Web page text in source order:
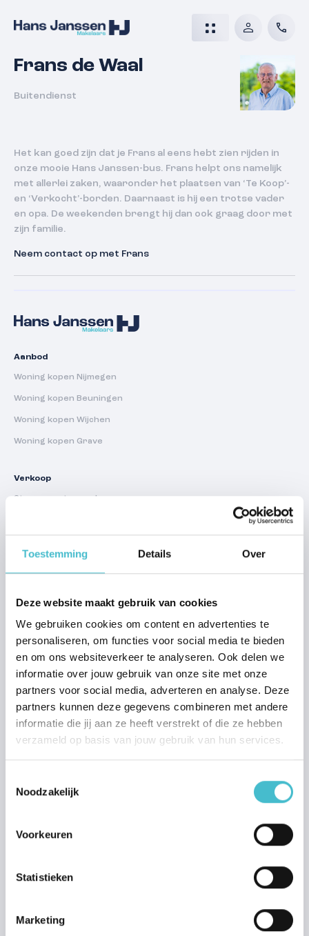
Toestemming Details Over
Deze website maakt gebruik van cookies
We gebruiken cookies om content en advertenties te
personaliseren, om functies voor social media te bieden
en om ons websiteverkeer te analyseren. Ook delen we
informatie over jouw gebruik van onze site met onze
partners voor social media, adverteren en analyse. Deze
partners kunnen deze gegevens combineren met andere
informatie die jij aan ze heeft verstrekt of die ze hebben
verzameld op basis van jouw gebruik van hun services.
Noodzakelijk
Voorkeuren
Statistieken
Marketing
Frans de Waal
Buitendienst
Het kan goed zijn dat je Frans al eens hebt zien rijden in
onze mooie Hans Janssen-bus. Frans helpt ons namelijk
met allerlei zaken, waaronder het plaatsen van ‘Te Koop’-
en ‘Verkocht’-borden. Daarnaast is hij een trotse vader
en opa. De weekenden brengt hij dan ook graag door met
zijn familie.
Neem contact op met Frans
Aanbod
Woning kopen Nijmegen
Woning kopen Beuningen
Woning kopen Wijchen
Woning kopen Grave
Verkoop
Stap voor stap verkopen
Aankoop
Stap voor stap aankopen
Zoekprofiel aanmaken
Huis taxeren
Nieuwbouw
Regelmatig te huur